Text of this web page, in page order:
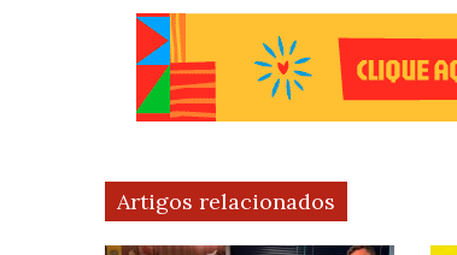
Artigos relacionados